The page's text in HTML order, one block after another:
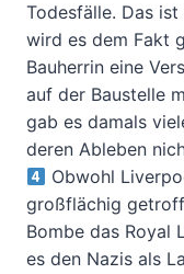
Todesfälle. Das
wird es dem Fakt
Bauherrin eine
auf der Baustelle
gab es damals
deren Ableben
Obwohl
großflächig
Bombe das Royal
es den Nazis als